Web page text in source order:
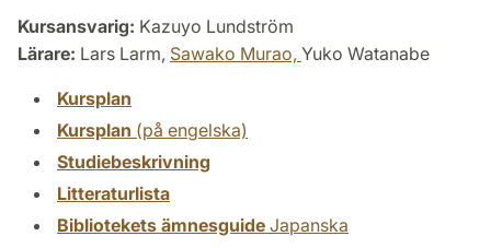
Kursansvarig: Kazuyo Lundström
Lärare: Lars Larm, Sawako Murao, Yuko Watanabe
Kursplan
Kursplan (på engelska)
Studiebeskrivning
Litteraturlista
Bibliotekets ämnesguide Japanska